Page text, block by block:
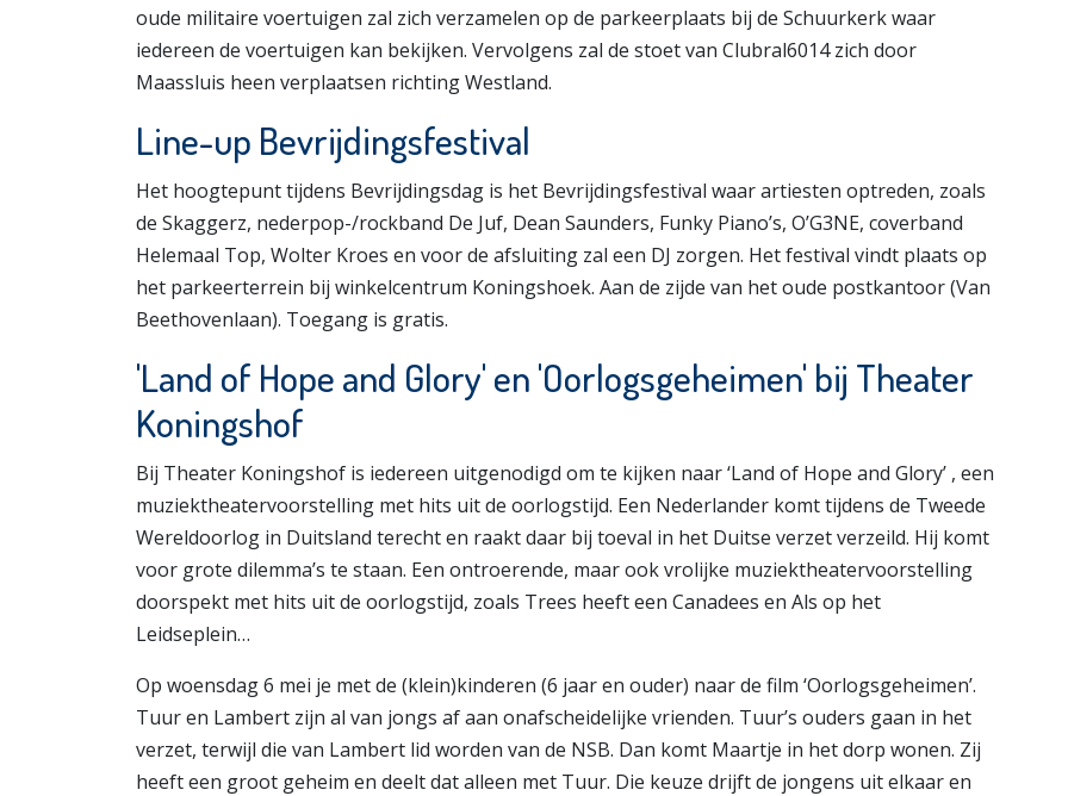
oude militaire voertuigen zal zich verzamelen op de parkeerplaats bij de Schuurkerk waar
iedereen de voertuigen kan bekijken. Vervolgens zal de stoet van Clubral6014 zich door
Maassluis heen verplaatsen richting Westland.
Line-up Bevrijdingsfestival
Het hoogtepunt tijdens Bevrijdingsdag is het Bevrijdingsfestival waar artiesten optreden, zoals
de Skaggerz, nederpop-/rockband De Juf, Dean Saunders, Funky Piano’s, O’G3NE, coverband
Helemaal Top, Wolter Kroes en voor de afsluiting zal een DJ zorgen. Het festival vindt plaats op
het parkeerterrein bij winkelcentrum Koningshoek. Aan de zijde van het oude postkantoor (Van
Beethovenlaan). Toegang is gratis.
'Land of Hope and Glory' en 'Oorlogsgeheimen' bij Theater
Koningshof
Bij Theater Koningshof is iedereen uitgenodigd om te kijken naar ‘Land of Hope and Glory’ , een
muziektheatervoorstelling met hits uit de oorlogstijd. Een Nederlander komt tijdens de Tweede
Wereldoorlog in Duitsland terecht en raakt daar bij toeval in het Duitse verzet verzeild. Hij komt
voor grote dilemma’s te staan. Een ontroerende, maar ook vrolijke muziektheatervoorstelling
doorspekt met hits uit de oorlogstijd, zoals Trees heeft een Canadees en Als op het
Leidseplein…
Op woensdag 6 mei je met de (klein)kinderen (6 jaar en ouder) naar de film ‘Oorlogsgeheimen’.
Tuur en Lambert zijn al van jongs af aan onafscheidelijke vrienden. Tuur’s ouders gaan in het
verzet, terwijl die van Lambert lid worden van de NSB. Dan komt Maartje in het dorp wonen. Zij
heeft een groot geheim en deelt dat alleen met Tuur. Die keuze drijft de jongens uit elkaar en